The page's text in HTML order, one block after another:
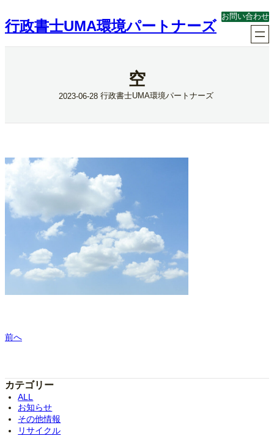
容
を
ス
行政書士UMA環境パートナーズ
お問い合わせ
空
2023-06-28 行政書士UMA環境パートナーズ
前へ
カテゴリー
ALL
お知らせ
その他情報
リサイクル